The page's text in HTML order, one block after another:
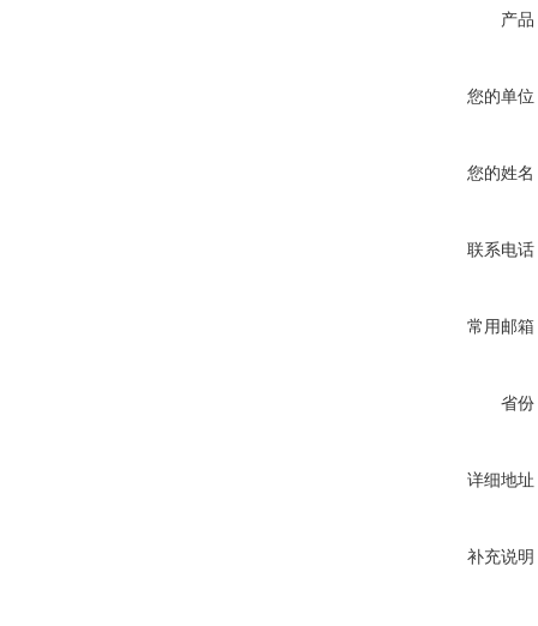
产品
您的单位
您的姓名
联系电话
常用邮箱
省份
详细地址
补充说明